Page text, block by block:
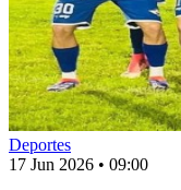
Deportes
17 Jun 2026 • 09:00